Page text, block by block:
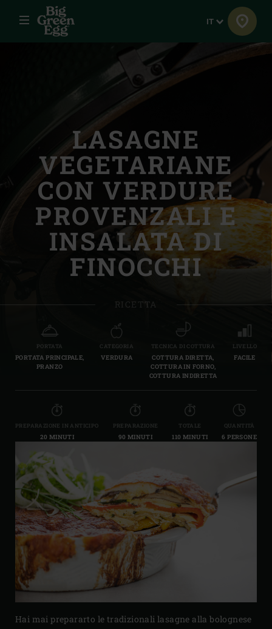
Menu Lingua
IT
LASAGNE
VEGETARIANE
CON VERDURE
PROVENZALI E
INSALATA DI
FINOCCHI
RICETTA
PORTATA
PORTATA PRINCIPALE,
PRANZO
CATEGORIA
VERDURA
TECNICA DI COTTURA
COTTURA DIRETTA,
COTTURA IN FORNO,
COTTURA INDIRETTA
LIVELLO
FACILE
PREPARAZIONE IN ANTICIPO
20 MINUTI
PREPARAZIONE
90 MINUTI
TOTALE
110 MINUTI
QUANTITÀ
6 PERSONE
Hai mai prepararto le tradizionali lasagne alla bolognese